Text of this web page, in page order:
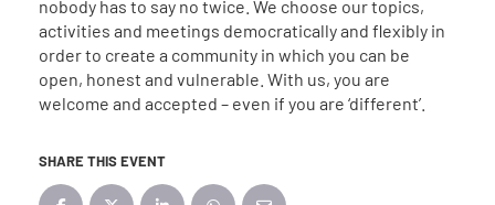
nobody has to say no twice. We choose our topics,
activities and meetings democratically and flexibly in
order to create a community in which you can be
open, honest and vulnerable. With us, you are
welcome and accepted – even if you are ‘different’.
SHARE THIS EVENT